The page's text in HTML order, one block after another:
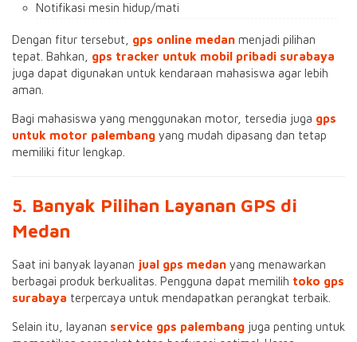
Notifikasi mesin hidup/mati
Dengan fitur tersebut, gps online medan menjadi pilihan
tepat. Bahkan, gps tracker untuk mobil pribadi surabaya
juga dapat digunakan untuk kendaraan mahasiswa agar lebih
aman.
Bagi mahasiswa yang menggunakan motor, tersedia juga gps
untuk motor palembang yang mudah dipasang dan tetap
memiliki fitur lengkap.
5. Banyak Pilihan Layanan GPS di
Medan
Saat ini banyak layanan jual gps medan yang menawarkan
berbagai produk berkualitas. Pengguna dapat memilih toko gps
surabaya terpercaya untuk mendapatkan perangkat terbaik.
Selain itu, layanan service gps palembang juga penting untuk